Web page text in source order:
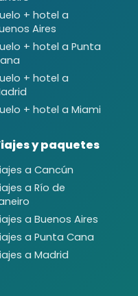
+ hotel a
Aires
+ hotel a Punta
+ hotel a
+ hotel a Miami
y paquetes
a Cancún
a Río de
a Buenos Aires
a Punta Cana
a Madrid